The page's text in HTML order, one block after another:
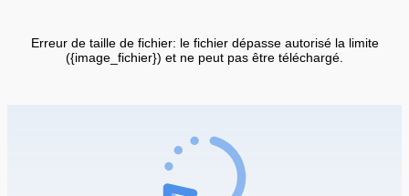
Erreur de taille de fichier: le fichier dépasse autorisé la limite
({image_fichier}) et ne peut pas être téléchargé.